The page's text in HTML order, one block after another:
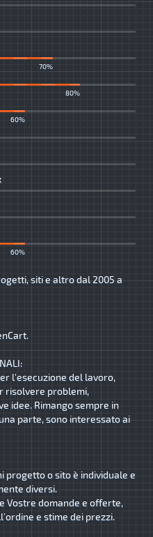
70%
80%
60%
60%
siti e altro dal 2005 a
l'esecuzione del lavoro,
risolvere problemi,
idee. Rimango sempre in
parte, sono interessato ai
progetto o sito è individuale e
diversi.
Vostre domande e offerte,
e stime dei prezzi.